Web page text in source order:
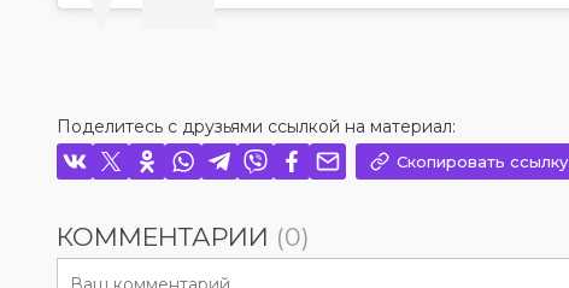
Поделитесь с друзьями ссылкой на материал:
Скопировать ссылку
КОММЕНТАРИИ (0)